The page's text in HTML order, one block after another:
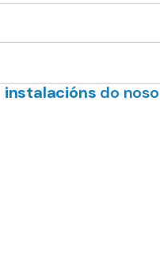
instalacións do